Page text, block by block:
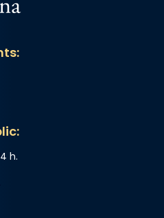
ves per les
és juntament amb el
un dels que
prop Jesús.
Cristiana
h.